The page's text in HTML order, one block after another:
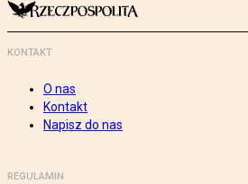
KONTAKT
O nas
Kontakt
Napisz do nas
REGULAMIN